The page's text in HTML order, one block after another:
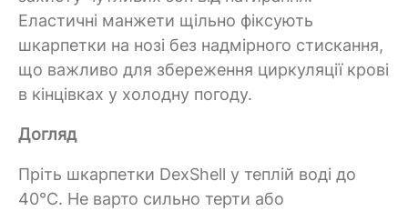
Еластичні манжети щільно фіксують
шкарпетки на нозі без надмірного стискання,
що важливо для збереження циркуляції крові
в кінцівках у холодну погоду.
Догляд
Пріть шкарпетки DexShell у теплій воді до
40°C. Не варто сильно терти або